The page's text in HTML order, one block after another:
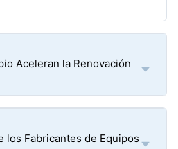
Aceleran la Renovación
los Fabricantes de Equipos